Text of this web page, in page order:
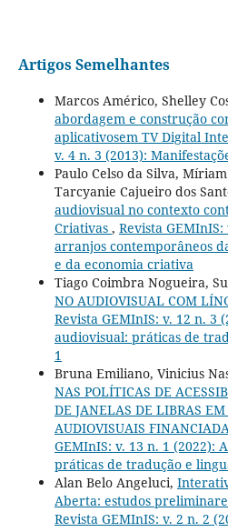
Artigos Semelhantes
Marcos Américo, Shelley
abordagem e construção
aplicativosem TV Digital
v. 4 n. 3 (2013):
Paulo Celso da Silva,
Tarcyanie Cajueiro dos
audiovisual no contexto
Criativas , Revista GEMInIS:
arranjos contemporâneos
e da economia criativa
Tiago Coimbra Nogueira,
NO AUDIOVISUAL COM
Revista GEMInIS: v. 12 n. 3
audiovisual: práticas de
1
Bruna Emiliano, Vinicius
NAS POLÍTICAS DE
DE JANELAS DE LIBRAS EM
AUDIOVISUAIS
GEMInIS: v. 13 n. 1 (2022):
práticas de tradução e
Alan Belo Angeluci,
Aberta: estudos
Revista GEMInIS: v. 2 n. 2